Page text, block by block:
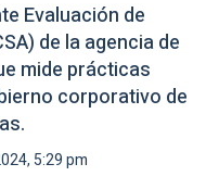
Evaluación de
de la agencia de
mide prácticas
corporativo de
5:29 pm